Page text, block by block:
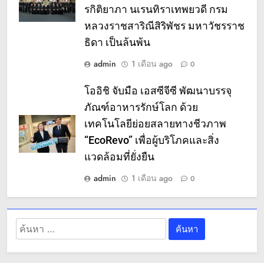
รกิติยาภา นเรนทิราเทพยวดี กรม
หลวงราชสาริณีสิริพัชร มหาวัชรราช
ธิดา เป็นล้นพ้น
admin
1 เดือน ago 0
โออิชิ จับมือ เอสซีจีซี พัฒนาบรรจุ
ภัณฑ์อาหารรักษ์โลก ด้วย
เทคโนโลยีย่อยสลายทางชีวภาพ
“EcoRevo” เพื่อผู้บริโภคและสิ่ง
แวดล้อมที่ยั่งยืน
admin
1 เดือน ago 0
ค้นหา
สำหรับ: